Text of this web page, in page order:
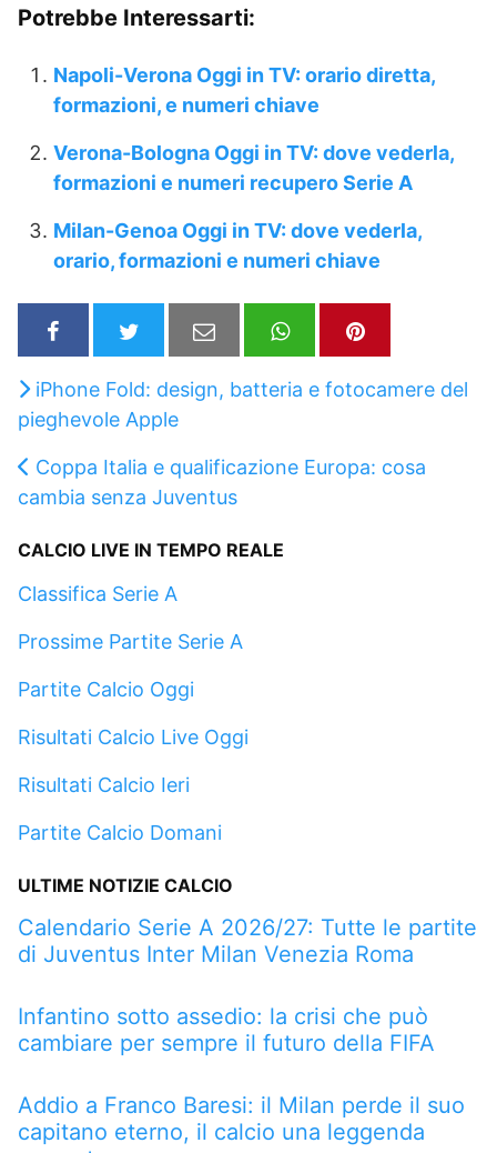
Potrebbe Interessarti:
Napoli-Verona Oggi in TV: orario diretta,
formazioni, e numeri chiave
Verona-Bologna Oggi in TV: dove vederla,
formazioni e numeri recupero Serie A
Milan-Genoa Oggi in TV: dove vederla,
orario, formazioni e numeri chiave
iPhone Fold: design, batteria e fotocamere del
pieghevole Apple
Coppa Italia e qualificazione Europa: cosa
cambia senza Juventus
CALCIO LIVE IN TEMPO REALE
Classifica Serie A
Prossime Partite Serie A
Partite Calcio Oggi
Risultati Calcio Live Oggi
Risultati Calcio Ieri
Partite Calcio Domani
ULTIME NOTIZIE CALCIO
Calendario Serie A 2026/27: Tutte le partite
di Juventus Inter Milan Venezia Roma
Infantino sotto assedio: la crisi che può
cambiare per sempre il futuro della FIFA
Addio a Franco Baresi: il Milan perde il suo
capitano eterno, il calcio una leggenda